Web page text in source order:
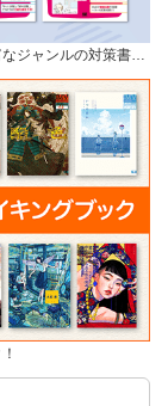
なジャンルの対策書…